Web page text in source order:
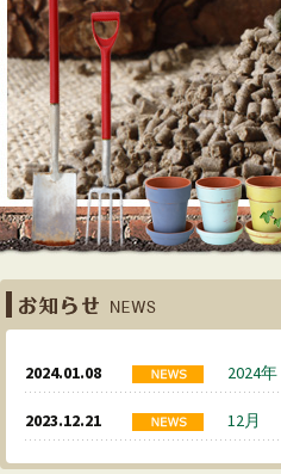
2024.01.08 2024年
2023.12.21 12月